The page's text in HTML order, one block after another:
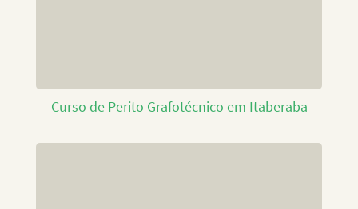
Curso de Perito Grafotécnico em Itaberaba